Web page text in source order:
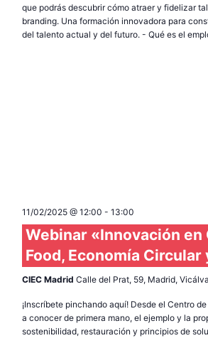
que podrás descubrir cómo atraer y fidelizar
branding. Una formación innovadora para
del talento actual y del futuro. - Qué es el
11/02/2025 @ 12:00 - 13:00
Webinar «Innovación
Food, Economía Circular
CIEC Madrid Calle del Prat, 59, Madrid,
¡Inscríbete pinchando aquí! Desde el Centro
a conocer de primera mano, el ejemplo y la
sostenibilidad, restauración y principios de